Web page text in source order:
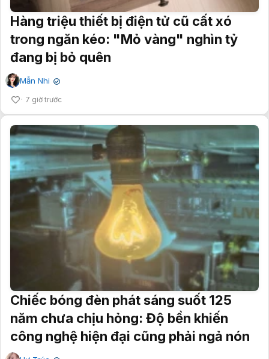
Hàng triệu thiết bị điện tử cũ cất xó
trong ngăn kéo: "Mỏ vàng" nghìn tỷ
đang bị bỏ quên
Mẫn Nhi ✔
7 giờ trước
Chiếc bóng đèn phát sáng suốt 125
năm chưa chịu hỏng: Độ bền khiến
công nghệ hiện đại cũng phải ngả nón